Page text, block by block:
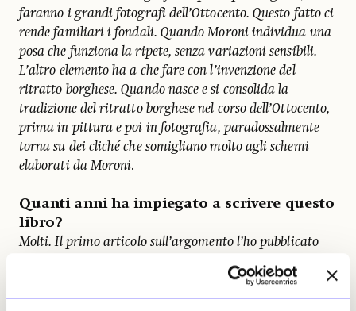
faranno i grandi fotografi dell’Ottocento. Questo fatto ci
rende familiari i fondali. Quando Moroni individua una
posa che funziona la ripete, senza variazioni sensibili.
L’altro elemento ha a che fare con l’invenzione del
ritratto borghese. Quando nasce e si consolida la
tradizione del ritratto borghese nel corso dell’Ottocento,
prima in pittura e poi in fotografia, paradossalmente
torna su dei cliché che somigliano molto agli schemi
elaborati da Moroni.
Quanti anni ha impiegato a scrivere questo
libro?
Molti. Il primo articolo sull’argomento l’ho pubblicato
sostegno della Fondazione Credito Bergamasco che mi
ha aiutato durante la ricerca, finanziando anche la